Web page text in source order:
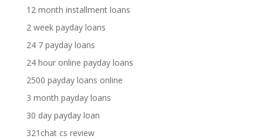
12 month installment loans
2 week payday loans
24 7 payday loans
24 hour online payday loans
2500 payday loans online
3 month payday loans
30 day payday loan
321chat cs review